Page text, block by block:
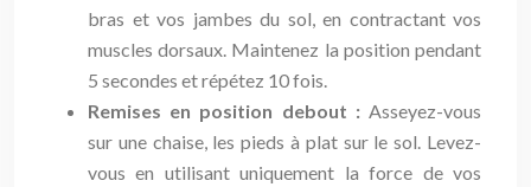
bras et vos jambes du sol, en contractant vos
muscles dorsaux. Maintenez la position pendant
5 secondes et répétez 10 fois.
Remises en position debout : Asseyez-vous
sur une chaise, les pieds à plat sur le sol. Levez-
vous en utilisant uniquement la force de vos